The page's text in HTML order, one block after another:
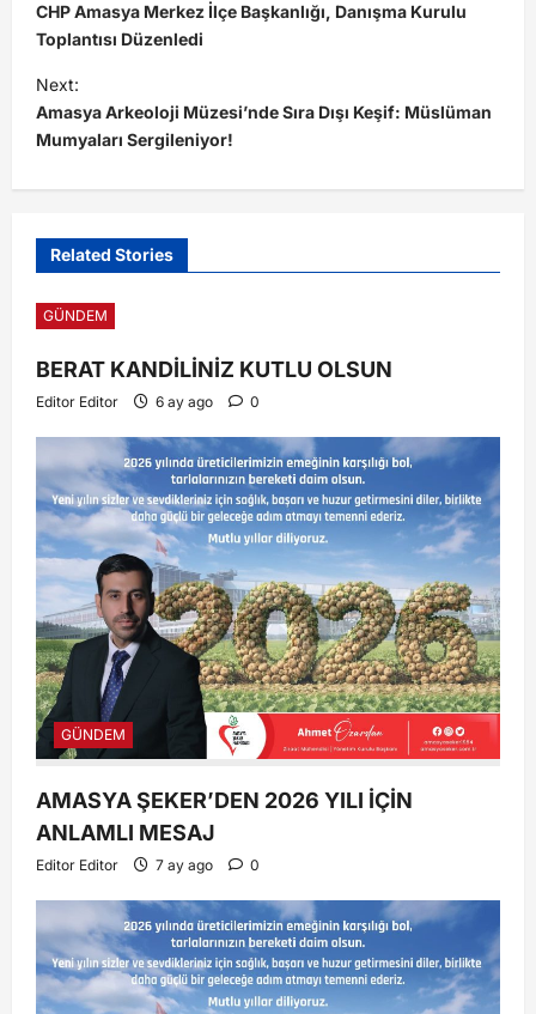
CHP Amasya Merkez İlçe Başkanlığı, Danışma Kurulu
Toplantısı Düzenledi
Next:
Amasya Arkeoloji Müzesi’nde Sıra Dışı Keşif: Müslüman
Mumyaları Sergileniyor!
Related Stories
GÜNDEM
BERAT KANDİLİNİZ KUTLU OLSUN
Editor Editor 6 ay ago 0
GÜNDEM
AMASYA ŞEKER’DEN 2026 YILI İÇİN
ANLAMLI MESAJ
Editor Editor 7 ay ago 0